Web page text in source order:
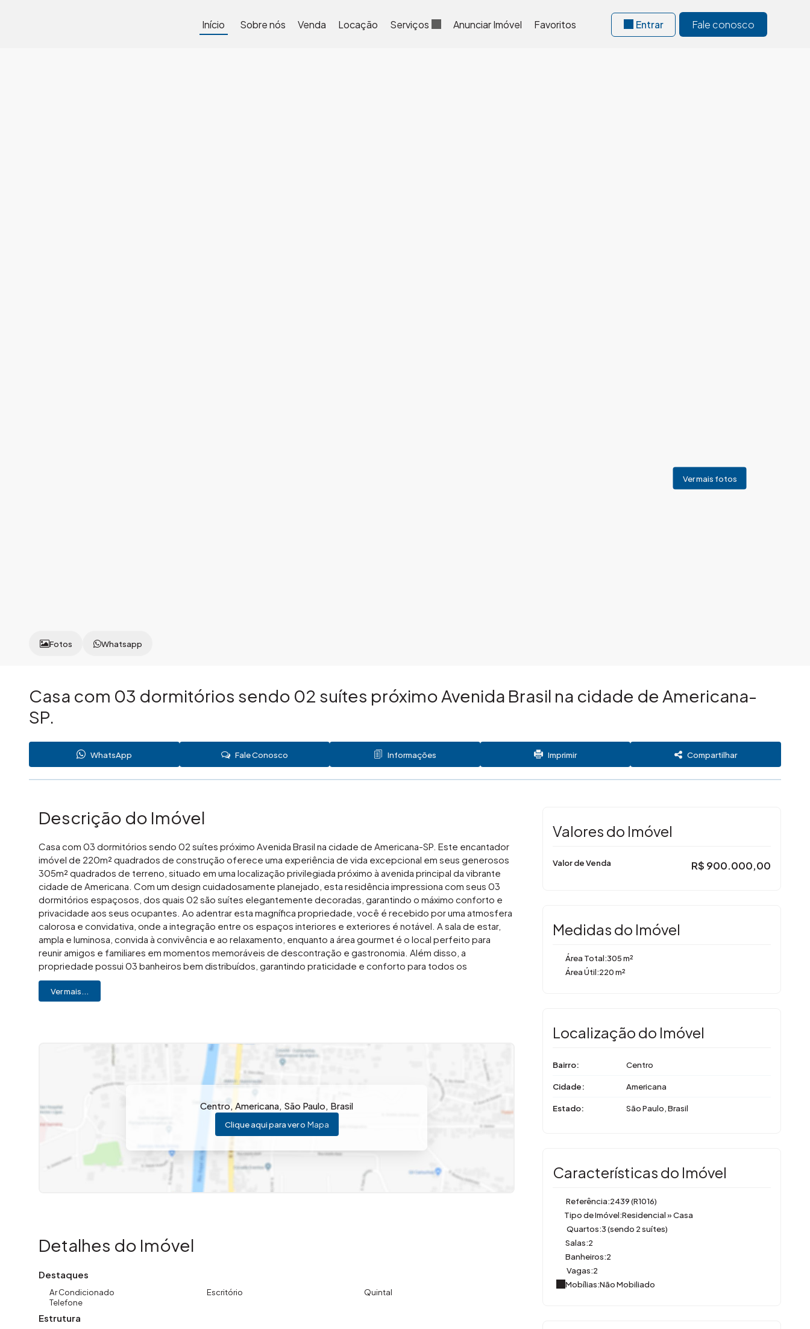
Fale conosco
Entrar
Favoritos
Anunciar Imóvel
Serviços
Locação
Venda
Sobre nós
Início
Fotos Whatsapp
Casa com 03 dormitórios sendo 02 suítes próximo Avenida Brasil na cidade de Americana-
SP.
WhatsApp Fale Conosco Informações Imprimir Compartilhar
Descrição do Imóvel
Casa com 03 dormitórios sendo 02 suítes próximo Avenida Brasil na cidade de Americana-SP. Este encantador
imóvel de 220m² quadrados de construção oferece uma experiência de vida excepcional em seus generosos
305m² quadrados de terreno, situado em uma localização privilegiada próximo à avenida principal da vibrante
cidade de Americana. Com um design cuidadosamente planejado, esta residência impressiona com seus 03
dormitórios espaçosos, dos quais 02 são suítes elegantemente decoradas, garantindo o máximo conforto e
privacidade aos seus ocupantes. Ao adentrar esta magnífica propriedade, você é recebido por uma atmosfera
calorosa e convidativa, onde a integração entre os espaços interiores e exteriores é notável. A sala de estar,
ampla e luminosa, convida à convivência e ao relaxamento, enquanto a área gourmet é o local perfeito para
reunir amigos e familiares em momentos memoráveis de descontração e gastronomia. Além disso, a
propriedade possui 03 banheiros bem distribuídos, garantindo praticidade e conforto para todos os
moradores e visitantes, alem de ser equipada com energia solar. Um destaque desta residência, no entanto, é
o seu generoso quintal, que proporciona um espaço de descanso em meio à agitação da cidade, ideal para
desfrutar de momentos de contemplação e lazer ao ar livre. Com uma localização estratégica próximo à
combinação de conforto, elegância e praticidade, esta é a escolha ideal para você e sua família desfrutarem de
tudo o que Americana tem a oferecer. Gostou? Entre em contato. (19) 3648-8494 Imovibe Imóveis A imobiliária
Ver mais...
Centro, Americana, São Paulo, Brasil
Clique aqui para ver o Mapa
Detalhes do Imóvel
Destaques
Ar Condicionado Escritório
Quintal
Telefone
Estrutura
Valores do Imóvel
R$ 900.000,00
Valor de Venda
Medidas do Imóvel
Área Total:305 m²
Área Útil:220 m²
Localização do Imóvel
Bairro: Centro
Cidade: Americana
Estado: São Paulo, Brasil
Características do Imóvel
Referência:2439(R1016)
Tipo de Imóvel:Residencial»Casa
Quartos:3 (sendo 2 suítes)
Salas:2
Banheiros:2
Vagas:2
Mobílias:Não Mobiliado